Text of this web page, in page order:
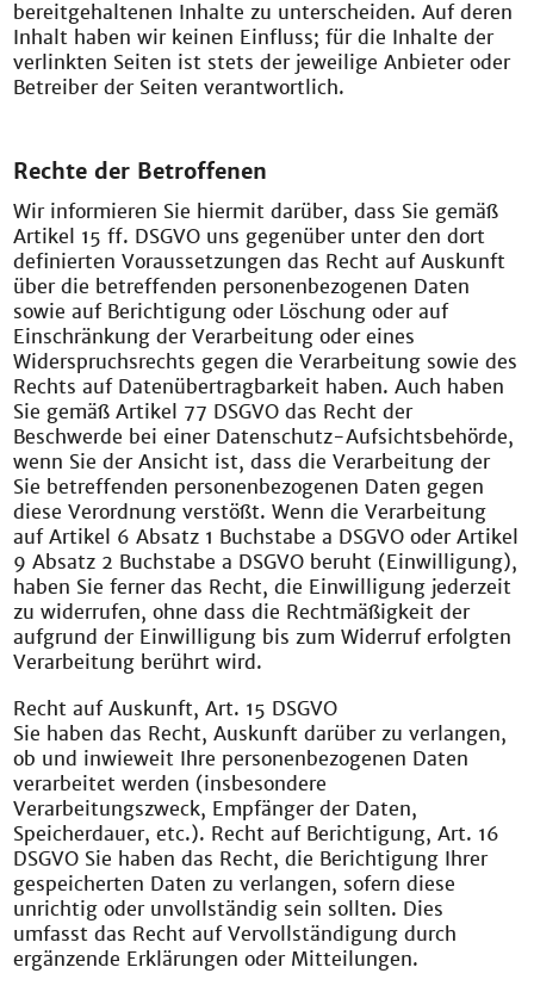
bereitgehaltenen Inhalte zu unterscheiden. Auf deren
Inhalt haben wir keinen Einfluss; für die Inhalte der
verlinkten Seiten ist stets der jeweilige Anbieter oder
Betreiber der Seiten verantwortlich.
Rechte der Betroffenen
Wir informieren Sie hiermit darüber, dass Sie gemäß
Artikel 15 ff. DSGVO uns gegenüber unter den dort
definierten Voraussetzungen das Recht auf Auskunft
über die betreffenden personenbezogenen Daten
sowie auf Berichtigung oder Löschung oder auf
Einschränkung der Verarbeitung oder eines
Widerspruchsrechts gegen die Verarbeitung sowie des
Rechts auf Datenübertragbarkeit haben. Auch haben
Sie gemäß Artikel 77 DSGVO das Recht der
Beschwerde bei einer Datenschutz-Aufsichtsbehörde,
wenn Sie der Ansicht ist, dass die Verarbeitung der
Sie betreffenden personenbezogenen Daten gegen
diese Verordnung verstößt. Wenn die Verarbeitung
auf Artikel 6 Absatz 1 Buchstabe a DSGVO oder Artikel
9 Absatz 2 Buchstabe a DSGVO beruht (Einwilligung),
haben Sie ferner das Recht, die Einwilligung jederzeit
zu widerrufen, ohne dass die Rechtmäßigkeit der
aufgrund der Einwilligung bis zum Widerruf erfolgten
Verarbeitung berührt wird.
Recht auf Auskunft, Art. 15 DSGVO
Sie haben das Recht, Auskunft darüber zu verlangen,
ob und inwieweit Ihre personenbezogenen Daten
verarbeitet werden (insbesondere
Verarbeitungszweck, Empfänger der Daten,
Speicherdauer, etc.). Recht auf Berichtigung, Art. 16
DSGVO Sie haben das Recht, die Berichtigung Ihrer
gespeicherten Daten zu verlangen, sofern diese
unrichtig oder unvollständig sein sollten. Dies
umfasst das Recht auf Vervollständigung durch
ergänzende Erklärungen oder Mitteilungen.